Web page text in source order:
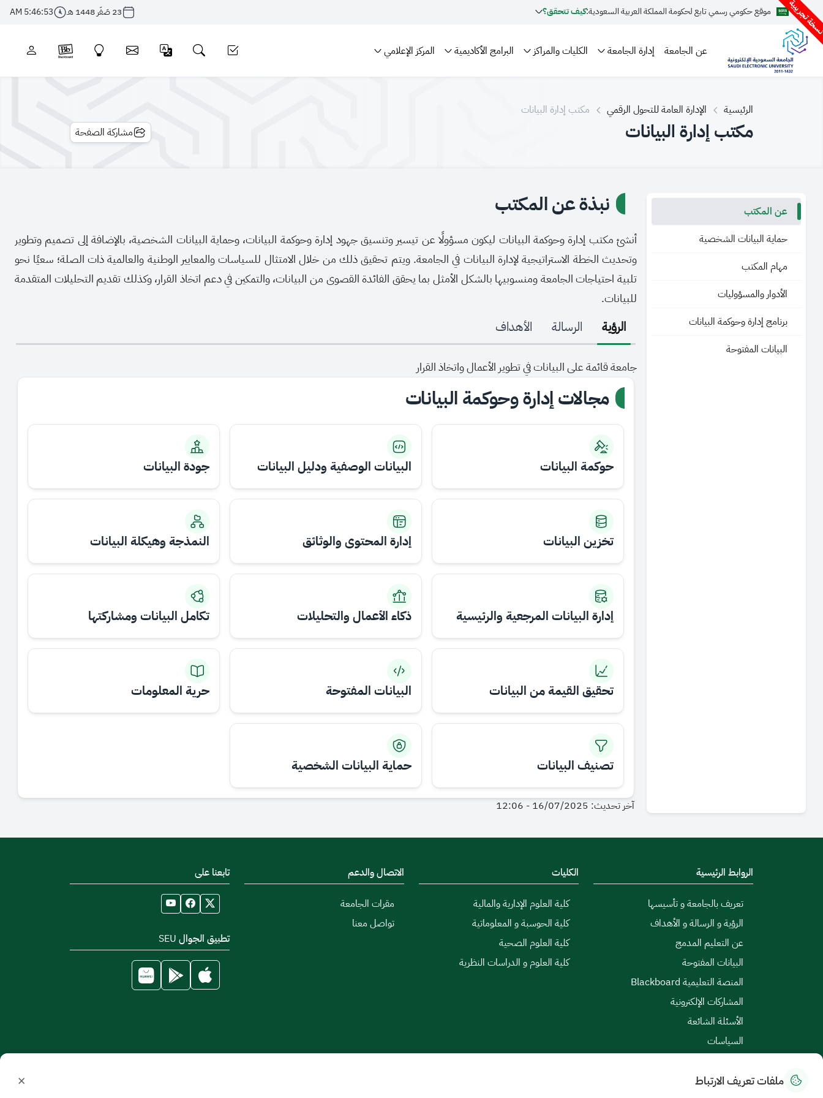
تجريبية موقع حكومي رسمي تابع لحكومة المملكة العربية السعودية:كيف تتحقق؟ 23 صَفَر 1448 هـ 5:46:54 AM
عن الجامعة إدارة الجامعة الكليات والمراكز البرامج الأكاديمية المركز الإعلامي
الرئيسية الإدارة العامة للتحول الرقمي مكتب إدارة البيانات
مكتب إدارة البيانات مشاركة الصفحة
عن المكتب
حماية البيانات الشخصية
مهام المكتب
الأدوار والمسؤوليات
برنامج إدارة وحوكمة البيانات
البيانات المفتوحة
نبذة عن المكتب
أنشئ مكتب إدارة وحوكمة البيانات ليكون مسؤولًا عن تيسير وتنسيق جهود إدارة وحوكمة البيانات، وحماية البيانات الشخصية، بالإضافة إلى تصميم وتطوير
وتحديث الخطة الاستراتيجية لإدارة البيانات في الجامعة. ويتم تحقيق ذلك من خلال الامتثال للسياسات والمعايير الوطنية والعالمية ذات الصلة؛ سعيًا نحو
تلبية احتياجات الجامعة ومنسوبيها بالشكل الأمثل بما يحقق الفائدة القصوى من البيانات، والتمكين في دعم اتخاذ القرار، وكذلك تقديم التحليلات المتقدمة
للبيانات.
الرؤية الرسالة الأهداف
جامعة قائمة على البيانات في تطوير الأعمال واتخاذ القرار
مجالات إدارة وحوكمة البيانات
حوكمة البيانات البيانات الوصفية ودليل البيانات جودة البيانات
تخزين البيانات إدارة المحتوى والوثائق النمذجة وهيكلة البيانات
إدارة البيانات المرجعية والرئيسية ذكاء الأعمال والتحليلات تكامل البيانات ومشاركتها
تحقيق القيمة من البيانات البيانات المفتوحة حرية المعلومات
تصنيف البيانات حماية البيانات الشخصية
آخر تحديث: 16/07/2025 - 12:06
الروابط الرئيسية
تعريف بالجامعة و تأسيسها
الرؤية و الرسالة و الأهداف
عن التعليم المدمج
البيانات المفتوحة
المنصة التعليمية Blackboard
المشاركات الإلكترونية
الأسئلة الشائعة
السياسات
الكليات
كلية العلوم الإدارية والمالية
كلية الحوسبة و المعلوماتية
كلية العلوم الصحية
كلية العلوم و الدراسات النظرية
الاتصال والدعم
مقرات الجامعة
تواصل معنا
تابعنا على
تطبيق الجوال SEU
ملفات تعريف الارتباط ×